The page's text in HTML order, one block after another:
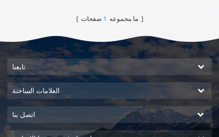
[ ما مجموعه 1 صفحات ]
تابعنا
العلامات الساخنة
اتصل بنا